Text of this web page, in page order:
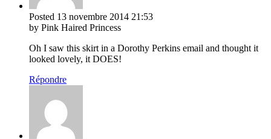
Posted 13 novembre 2014 21:53
by Pink Haired Princess
Oh I saw this skirt in a Dorothy Perkins email and thought it
looked lovely, it DOES!
Répondre